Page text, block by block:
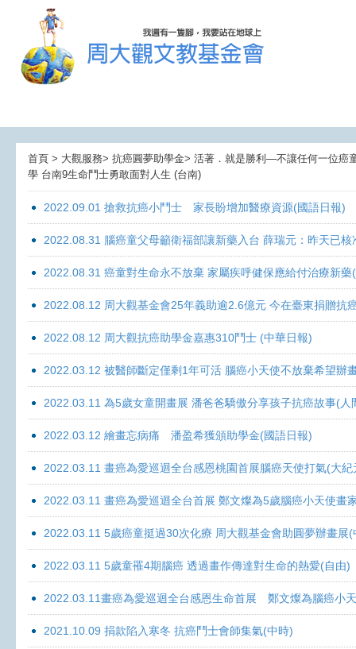
首頁 > 大觀服務> 抗癌圓夢助學金> 活著．就是勝利—不讓任何一位癌
學 台南9生命鬥士勇敢面對人生 (台南)
2022.09.01 搶救抗癌小鬥士 家長盼增加醫療資源(國語日報)
2022.08.31 腦癌童父母籲衛福部讓新藥入台 薛瑞元：昨天已
2022.08.31 癌童對生命永不放棄 家屬疾呼健保應給付治療新藥
2022.08.12 周大觀基金會25年義助逾2.6億元 今在臺東捐贈抗
2022.08.12 周大觀抗癌助學金嘉惠310鬥士 (中華日報)
2022.03.12 被醫師斷定僅剩1年可活 腦癌小天使不放棄希望辦
2022.03.11 為5歲女童開畫展 潘爸爸驕傲分享孩子抗癌故事(人
2022.03.12 繪畫忘病痛 潘盈希獲頒助學金(國語日報)
2022.03.11 畫癌為愛巡迴全台感恩桃園首展腦癌天使打氣(大紀
2022.03.11 畫癌為愛巡迴全台首展 鄭文燦為5歲腦癌小天使畫
2022.03.11 5歲癌童挺過30次化療 周大觀基金會助圓夢辦畫展
2022.03.11 5歲童罹4期腦癌 透過畫作傳達對生命的熱愛(自由)
2022.03.11畫癌為愛巡迴全台感恩生命首展 鄭文燦為腦癌小
2021.10.09 捐款陷入寒冬 抗癌鬥士會師集氣(中時)